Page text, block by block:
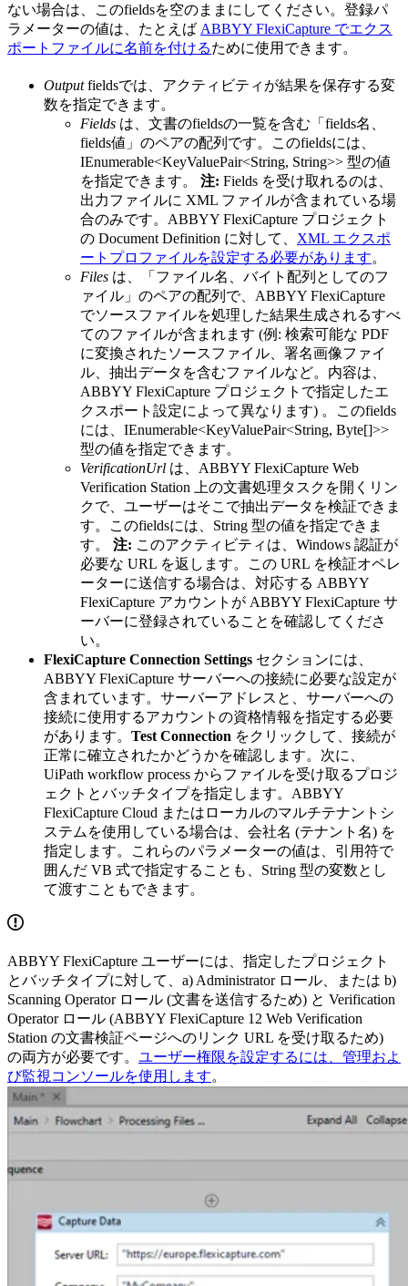
ない場合は、このfieldsを空のままにしてください。登録パ
ラメーターの値は、たとえば ABBYY FlexiCapture でエクス
ポートファイルに名前を付けるために使用できます。
Outputfieldsでは、アクティビティが結果を保存する変
数を指定できます。
Fields は、文書のfieldsの一覧を含む「fields名、
fields値」のペアの配列です。このfieldsには、
IEnumerable<KeyValuePair<String, String>> 型の値
を指定できます。 注: Fields を受け取れるのは、
出力ファイルに XML ファイルが含まれている場
合のみです。ABBYY FlexiCapture プロジェクト
の Document Definition に対して、 XML エクスポ
ートプロファイルを設定する必要があります。
Files は、「ファイル名、バイト配列としてのフ
ァイル」のペアの配列で、ABBYY FlexiCapture
でソースファイルを処理した結果生成されるすべ
てのファイルが含まれます (例: 検索可能な PDF
に変換されたソースファイル、署名画像ファイ
ル、抽出データを含むファイルなど。内容は、
ABBYY FlexiCapture プロジェクトで指定したエ
クスポート設定によって異なります) 。このfields
には、IEnumerable<KeyValuePair<String, Byte[]>>
型の値を指定できます。
VerificationUrl は、ABBYY FlexiCapture Web
Verification Station 上の文書処理タスクを開くリン
クで、ユーザーはそこで抽出データを検証できま
す。このfieldsには、String 型の値を指定できま
す。 注: このアクティビティは、Windows 認証が
必要な URL を返します。この URL を検証オペレ
ーターに送信する場合は、対応する ABBYY
FlexiCapture アカウントが ABBYY FlexiCapture サ
ーバーに登録されていることを確認してくださ
い。
FlexiCapture Connection Settings セクションには、
ABBYY FlexiCapture サーバーへの接続に必要な設定が
含まれています。サーバーアドレスと、サーバーへの
接続に使用するアカウントの資格情報を指定する必要
があります。 Test Connection をクリックして、接続が
正常に確立されたかどうかを確認します。次に、
UiPath workflow process からファイルを受け取るプロジ
ェクトとバッチタイプを指定します。ABBYY
FlexiCapture Cloud またはローカルのマルチテナントシ
ステムを使用している場合は、会社名 (テナント名) を
指定します。これらのパラメーターの値は、引用符で
囲んだ VB 式で指定することも、String 型の変数とし
て渡すこともできます。
ABBYY FlexiCapture ユーザーには、指定したプロジェクト
とバッチタイプに対して、a) Administrator ロール、または b)
Scanning Operator ロール (文書を送信するため) と Verification
Operator ロール (ABBYY FlexiCapture 12 Web Verification
Station の文書検証ページへのリンク URL を受け取るため)
の両方が必要です。 ユーザー権限を設定するには、管理およ
び監視コンソールを使用します。